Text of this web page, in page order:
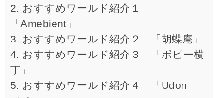
おすすめワールド紹介１
「Amebient」
おすすめワールド紹介２ 「胡蝶庵」
おすすめワールド紹介３ 「ポピー横
丁」
おすすめワールド紹介４ 「Udon